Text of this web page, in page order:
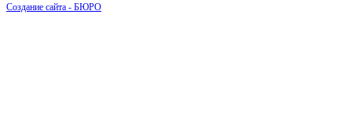
Создание сайта - БЮРО